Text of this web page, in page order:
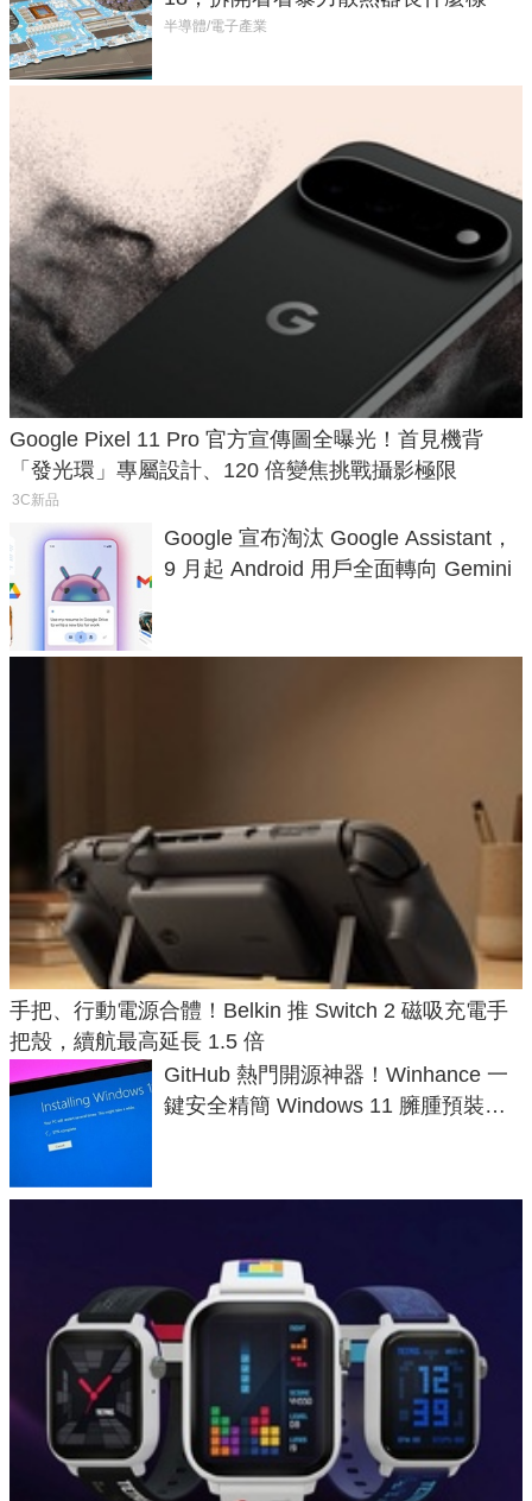
半導體/電子產業
Google Pixel 11 Pro 官方宣傳圖全曝光！首見機背
「發光環」專屬設計、120 倍變焦挑戰攝影極限
3C新品
Google 宣布淘汰 Google Assistant，
9 月起 Android 用戶全面轉向 Gemini
手把、行動電源合體！Belkin 推 Switch 2 磁吸充電手
把殼，續航最高延長 1.5 倍
GitHub 熱門開源神器！Winhance 一
鍵安全精簡 Windows 11 臃腫預裝軟